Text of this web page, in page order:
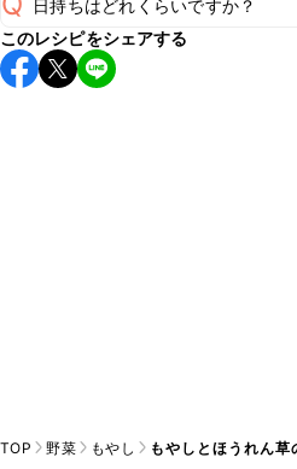
日持ちはどれくらいですか？
保存期間は冷蔵で翌日中が目安で
し上がりください。
このレシピをシェアする
TOP 野菜 もやし もやしとほうれん草